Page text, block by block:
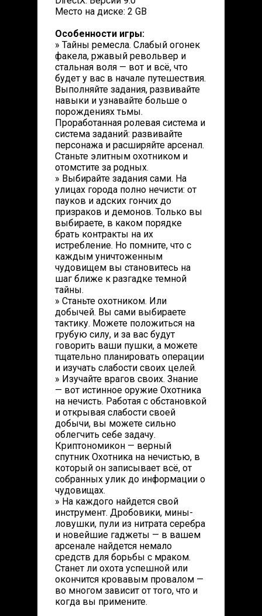
Место на диске: 2 GB
Особенности игры:
» Тайны ремесла. Слабый огонек
факела, ржавый револьвер и
стальная воля — вот и всё, что
будет у вас в начале путешествия.
Выполняйте задания, развивайте
навыки и узнавайте больше о
порождениях тьмы.
Проработанная ролевая система и
система заданий: развивайте
персонажа и расширяйте арсенал.
Станьте элитным охотником и
отомстите за родных.
» Выбирайте задания сами. На
улицах города полно нечисти: от
пауков и адских гончих до
призраков и демонов. Только вы
выбираете, в каком порядке
брать контракты на их
истребление. Но помните, что с
каждым уничтоженным
чудовищем вы становитесь на
шаг ближе к разгадке темной
тайны.
» Станьте охотником. Или
добычей. Вы сами выбираете
тактику. Можете положиться на
грубую силу, и за вас будут
говорить ваши пушки, а можете
тщательно планировать операции
и изучать слабости своих целей.
» Изучайте врагов своих. Знание
— вот истинное оружие Охотника
на нечисть. Работая с обстановкой
и открывая слабости своей
добычи, вы можете сильно
облегчить себе задачу.
Криптономикон — верный
спутник Охотника на нечистью, в
который он записывает всё, от
собранных улик до информации о
чудовищах.
» На каждого найдется свой
инструмент. Дробовики, мины-
ловушки, пули из нитрата серебра
и новейшие гаджеты — в вашем
арсенале найдется немало
средств для борьбы с мраком.
Станет ли охота успешной или
окончится кровавым провалом —
во многом зависит от того, что и
когда вы примените.